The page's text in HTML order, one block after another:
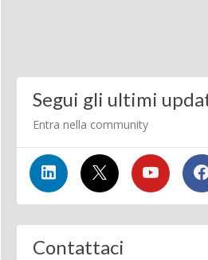
Segui gli ultimi
Entra nella community
Contattaci